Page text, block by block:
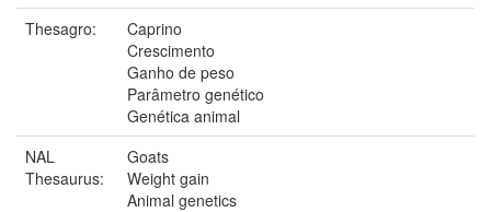
Thesagro:
Caprino
Crescimento
Ganho de peso
Parâmetro genético
Genética animal
NAL
Thesaurus:
Goats
Weight gain
Animal genetics